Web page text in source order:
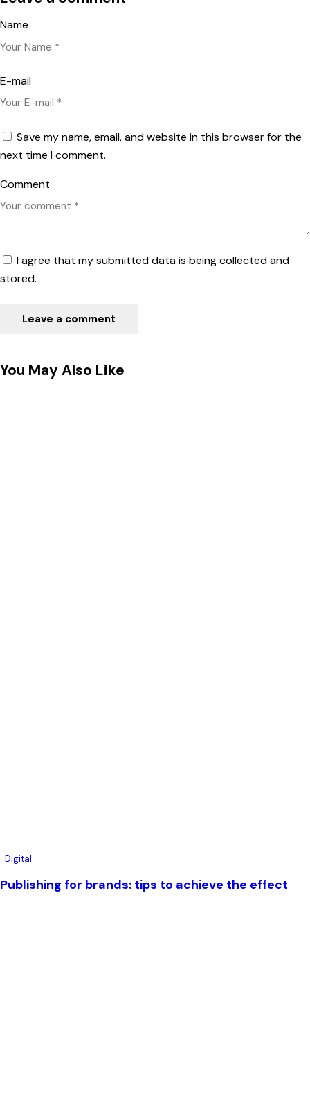
Name
E-mail
Save my name, email, and website in this browser for the
next time I comment.
Comment
I agree that my submitted data is being collected and
stored.
You May Also Like
Digital
Publishing for brands: tips to achieve the effect